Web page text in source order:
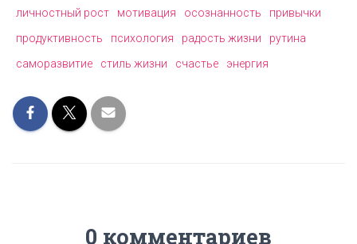
личностный рост
мотивация осознанность
привычки
продуктивность
психология радость жизни
рутина
саморазвитие
стиль жизни счастье энергия
0 комментариев